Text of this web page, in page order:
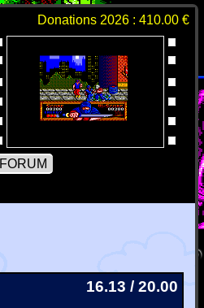
Donations 2026 : 410.00 €
FORUM
16.13 / 20.00